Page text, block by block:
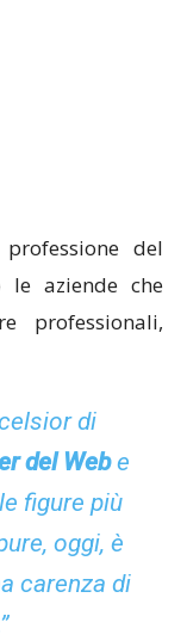
del
aziende che
professionali,
di
del Webe
figure più
oggi, è
carenza di